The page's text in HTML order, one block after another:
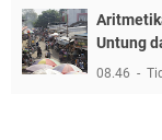
Untung
08.46